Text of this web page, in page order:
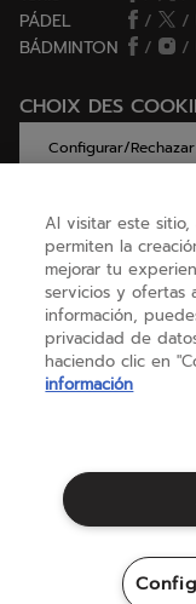
PÁDEL
/ /
BÁDMINTON
/ /
CHOIX DES
Configurar/
AYUDA
SOBRE NOSOTROS
Aviso legal
Al visitar este
permiten la
mejorar tu
servicios y ofertas
información,
privacidad de
haciendo clic en
información